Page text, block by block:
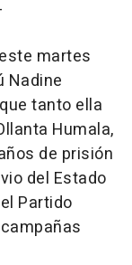
martes
Nadine
tanto ella
Humala,
de prisión
del Estado
Partido